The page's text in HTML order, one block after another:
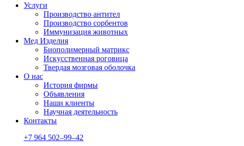
Услуги
Производство антител
Производство сорбентов
Иммунизация животных
Мед Изделия
Биополимерный матрикс
Искусственная роговица
Твердая мозговая оболочка
О нас
История фирмы
Объявления
Наши клиенты
Научная деятельность
Контакты
+7 964 502–99–42